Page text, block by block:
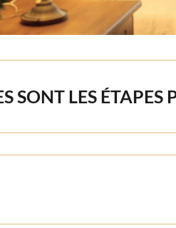
SONT LES